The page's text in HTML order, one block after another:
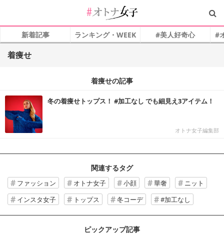
新着記事 ランキング・WEEK #美人好奇心 #
着痩せ
着痩せの記事
冬の着痩せトップス！ #加工なし でも細見え3アイテム！
オトナ女子編集部
関連するタグ
ファッション オトナ女子 小顔 華奢
ニット
インスタ女子
トップス 冬コーデ #加工なし
ピックアップ記事